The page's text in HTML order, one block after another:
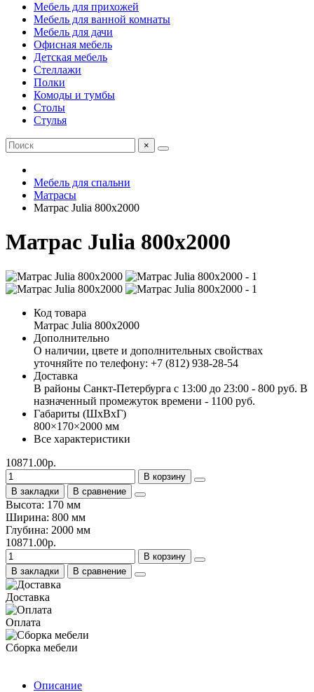
Мебель для прихожей
Мебель для ванной комнаты
Мебель для дачи
Офисная мебель
Детская мебель
Стеллажи
Полки
Комоды и тумбы
Столы
Стулья
×
Мебель для спальни
Матрасы
Матрас Julia 800х2000
Матрас Julia 800х2000
Код товара
Матрас Julia 800х2000
Дополнительно
О наличии, цвете и дополнительных свойствах
уточняйте по телефону: +7 (812) 938-28-54
Доставка
В районы Санкт-Петербурга с 13:00 до 23:00 - 800 руб. В
назначенный промежуток времени - 1100 руб.
Габариты (ШхВхГ)
800×170×2000 мм
Все характеристики
10871.00р.
В корзину
В закладки
В сравнение
Высота: 170 мм
Ширина: 800 мм
Глубина: 2000 мм
10871.00р.
В корзину
В закладки
В сравнение
Доставка
Оплата
Сборка мебели
Описание